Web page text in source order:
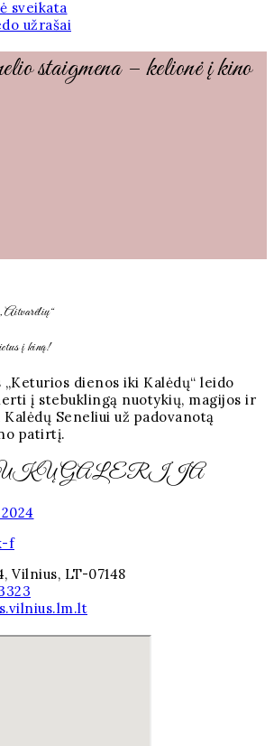
sveikata
užrašai
staigmena – kelionė į kino
į kiną!
dienos iki Kalėdų“ leido
į stebuklingą nuotykių, magijos ir
Kalėdų Seneliui už padovanotą
patirtį.
GALERIJA
f
Vilnius, LT-07148